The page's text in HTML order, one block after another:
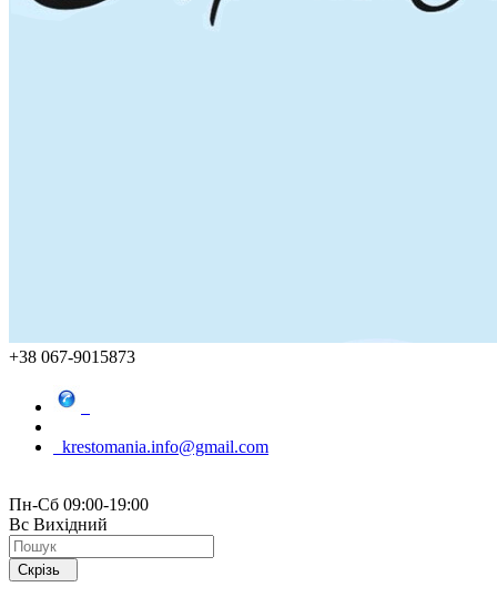
+38 067-9015873
krestomania.info@gmail.com
Пн-Сб 09:00-19:00
Вс Вихідний
Скрізь